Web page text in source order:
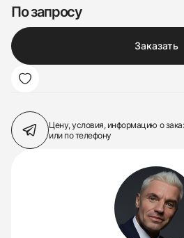
По запросу
Заказать
Цену, условия, информацию о
или по телефону